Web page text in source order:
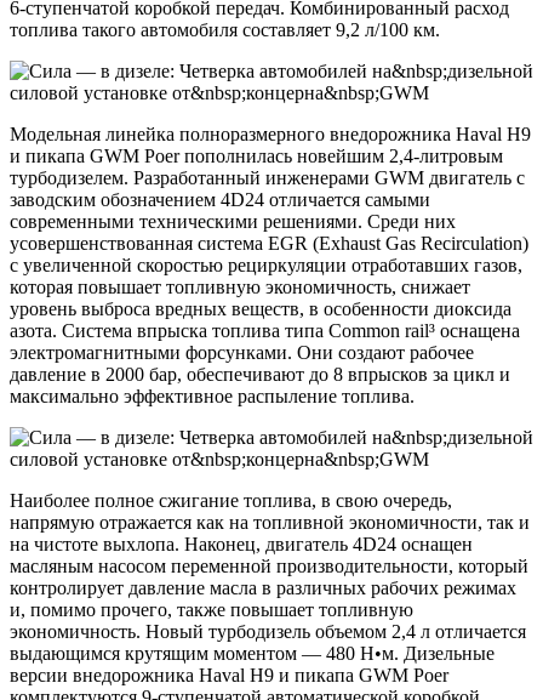
6-ступенчатой коробкой передач. Комбинированный расход
топлива такого автомобиля составляет 9,2 л/100 км.
Модельная линейка полноразмерного внедорожника Haval H9
и пикапа GWM Poer пополнилась новейшим 2,4-литровым
турбодизелем. Разработанный инженерами GWM двигатель с
заводским обозначением 4D24 отличается самыми
современными техническими решениями. Среди них
усовершенствованная система EGR (Exhaust Gas Recirculation)
с увеличенной скоростью рециркуляции отработавших газов,
которая повышает топливную экономичность, снижает
уровень выброса вредных веществ, в особенности диоксида
азота. Система впрыска топлива типа Common rail³ оснащена
электромагнитными форсунками. Они создают рабочее
давление в 2000 бар, обеспечивают до 8 впрысков за цикл и
максимально эффективное распыление топлива.
Наиболее полное сжигание топлива, в свою очередь,
напрямую отражается как на топливной экономичности, так и
на чистоте выхлопа. Наконец, двигатель 4D24 оснащен
масляным насосом переменной производительности, который
контролирует давление масла в различных рабочих режимах
и, помимо прочего, также повышает топливную
экономичность. Новый турбодизель объемом 2,4 л отличается
выдающимся крутящим моментом — 480 Н•м. Дизельные
версии внедорожника Haval H9 и пикапа GWM Poer